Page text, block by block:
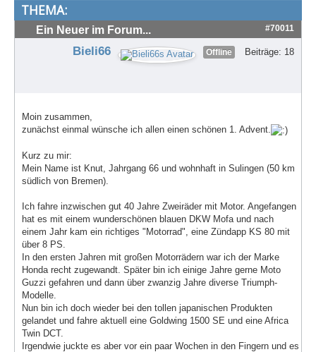
THEMA:
Ein Neuer im Forum... #70011
Bieli66 Offline Beiträge: 18
Moin zusammen,
zunächst einmal wünsche ich allen einen schönen 1. Advent.
Kurz zu mir:
Mein Name ist Knut, Jahrgang 66 und wohnhaft in Sulingen (50 km
südlich von Bremen).
Ich fahre inzwischen gut 40 Jahre Zweiräder mit Motor. Angefangen
hat es mit einem wunderschönen blauen DKW Mofa und nach
einem Jahr kam ein richtiges "Motorrad", eine Zündapp KS 80 mit
über 8 PS.
In den ersten Jahren mit großen Motorrädern war ich der Marke
Honda recht zugewandt. Später bin ich einige Jahre gerne Moto
Guzzi gefahren und dann über zwanzig Jahre diverse Triumph-
Modelle.
Nun bin ich doch wieder bei den tollen japanischen Produkten
gelandet und fahre aktuell eine Goldwing 1500 SE und eine Africa
Twin DCT.
Irgendwie juckte es aber vor ein paar Wochen in den Fingern und es